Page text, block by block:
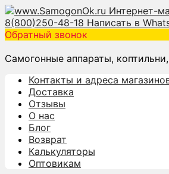
8(800)250-48-18 Написать в
Обратный звонок
Самогонные аппараты,
Контакты и адреса
Доставка
Отзывы
О нас
Блог
Возврат
Калькуляторы
Оптовикам